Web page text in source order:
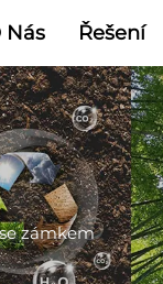
Nás Řešení
zámkem